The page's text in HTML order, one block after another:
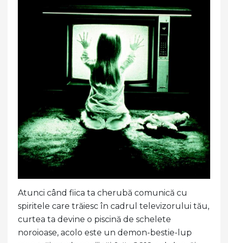
Atunci când fiica ta cherubă comunică cu
spiritele care trăiesc în cadrul televizorului tău,
curtea ta devine o piscină de schelete
noroioase, acolo este un demon-bestie-lup